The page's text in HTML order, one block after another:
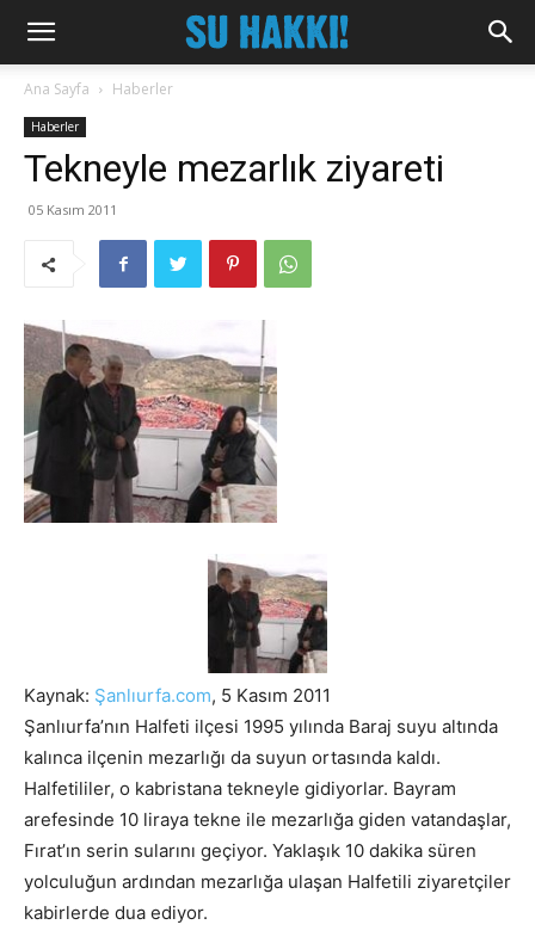
Ana Sayfa Haberler
Haberler
Tekneyle mezarlık ziyareti
05 Kasım 2011
Kaynak: Şanlıurfa.com, 5 Kasım 2011
Şanlıurfa’nın Halfeti ilçesi 1995 yılında Baraj suyu altında
kalınca ilçenin mezarlığı da suyun ortasında kaldı.
Halfetililer, o kabristana tekneyle gidiyorlar. Bayram
arefesinde 10 liraya tekne ile mezarlığa giden vatandaşlar,
Fırat’ın serin sularını geçiyor. Yaklaşık 10 dakika süren
yolculuğun ardından mezarlığa ulaşan Halfetili ziyaretçiler
kabirlerde dua ediyor.